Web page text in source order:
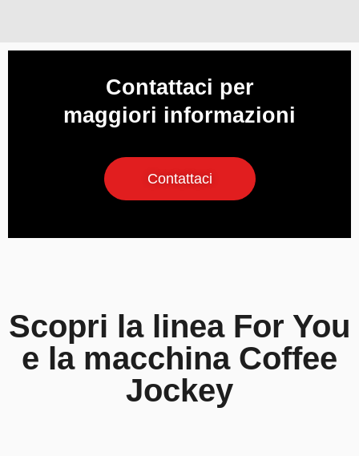
Contattaci per
maggiori informazioni
Contattaci
Scopri la linea For You
e la macchina Coffee
Jockey